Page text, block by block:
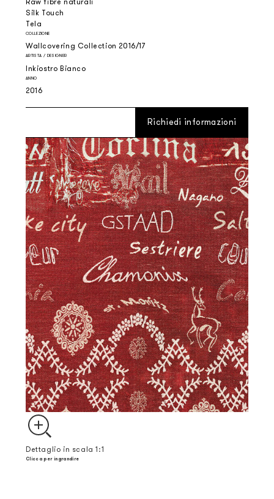
Silk Touch
Tela
COLLEZIONE
Wallcovering Collection 2016/17
ARTISTA / DESIGNER
Inkiostro Bianco
ANNO
2016
Richiedi informazioni
Dettaglio in scala 1:1
Clicca per ingrandire